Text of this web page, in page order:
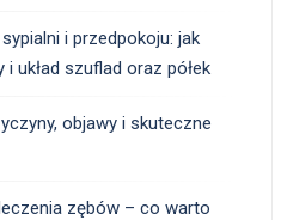
i przedpokoju: jak
układ szuflad oraz półek
objawy i skuteczne
zębów – co warto